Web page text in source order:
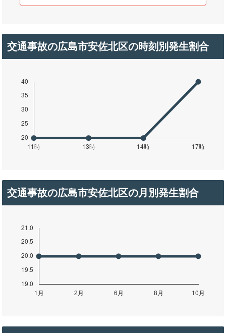
交通事故の広島市安佐北区の時刻別発生割合
交通事故の広島市安佐北区の月別発生割合